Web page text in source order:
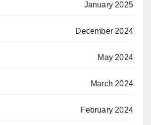
January 2025
December 2024
May 2024
March 2024
February 2024